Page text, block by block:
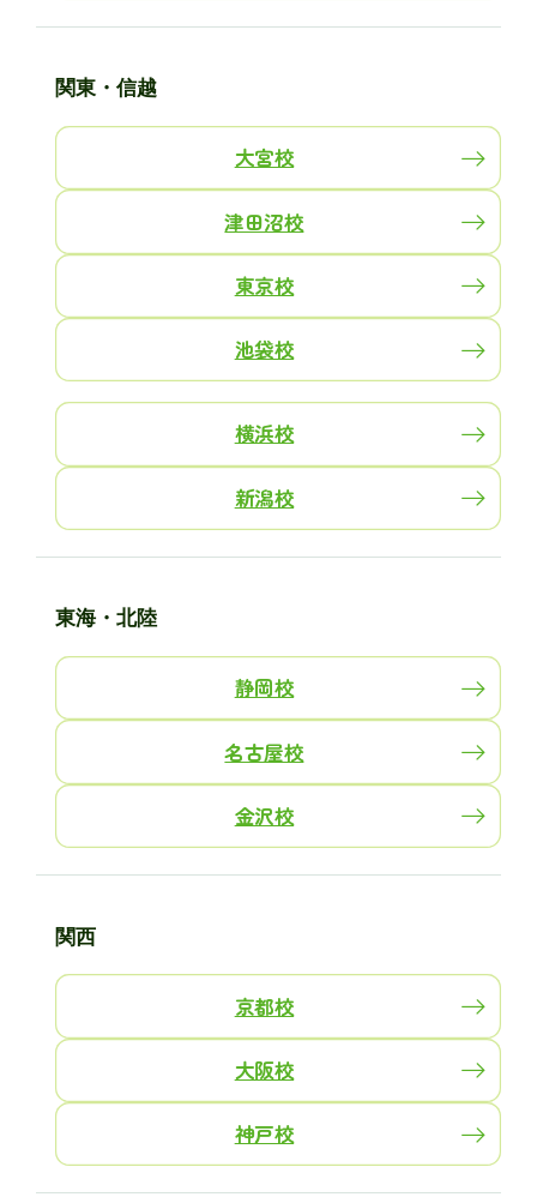
関東・信越
大宮校
津田沼校
東京校
池袋校
横浜校
新潟校
東海・北陸
静岡校
名古屋校
金沢校
関西
京都校
大阪校
神戸校